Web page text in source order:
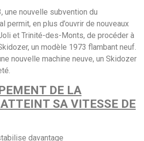
une nouvelle subvention du
permit, en plus d’ouvrir de nouveaux
et Trinité-des-Monts, de procéder à
un modèle 1973 flambant neuf.
nouvelle machine neuve, un Skidozer
DE LA
SA VITESSE DE
davantage